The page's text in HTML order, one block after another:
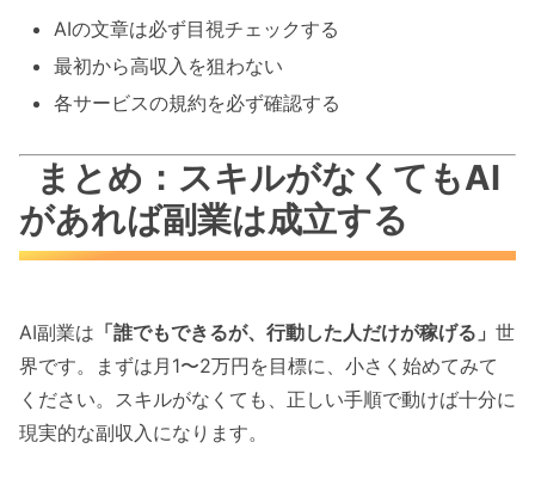
AIの文章は必ず目視チェックする
最初から高収入を狙わない
各サービスの規約を必ず確認する
まとめ：スキルがなくてもAI
があれば副業は成立する
AI副業は 「誰でもできるが、行動した人だけが稼げる」 世
界です。まずは月1〜2万円を目標に、小さく始めてみて
ください。スキルがなくても、正しい手順で動けば十分に
現実的な副収入になります。